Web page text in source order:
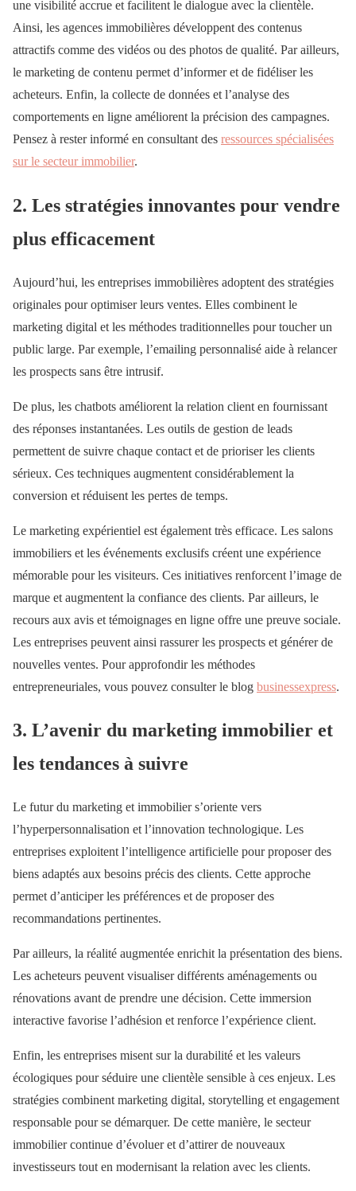
une visibilité accrue et facilitent le dialogue avec la clientèle.
Ainsi, les agences immobilières développent des contenus
attractifs comme des vidéos ou des photos de qualité. Par ailleurs,
le marketing de contenu permet d’informer et de fidéliser les
acheteurs. Enfin, la collecte de données et l’analyse des
comportements en ligne améliorent la précision des campagnes.
Pensez à rester informé en consultant des ressources spécialisées
sur le secteur immobilier.
2. Les stratégies innovantes pour vendre
plus efficacement
Aujourd’hui, les entreprises immobilières adoptent des stratégies
originales pour optimiser leurs ventes. Elles combinent le
marketing digital et les méthodes traditionnelles pour toucher un
public large. Par exemple, l’emailing personnalisé aide à relancer
les prospects sans être intrusif.
De plus, les chatbots améliorent la relation client en fournissant
des réponses instantanées. Les outils de gestion de leads
permettent de suivre chaque contact et de prioriser les clients
sérieux. Ces techniques augmentent considérablement la
conversion et réduisent les pertes de temps.
Le marketing expérientiel est également très efficace. Les salons
immobiliers et les événements exclusifs créent une expérience
mémorable pour les visiteurs. Ces initiatives renforcent l’image de
marque et augmentent la confiance des clients. Par ailleurs, le
recours aux avis et témoignages en ligne offre une preuve sociale.
Les entreprises peuvent ainsi rassurer les prospects et générer de
nouvelles ventes. Pour approfondir les méthodes
entrepreneuriales, vous pouvez consulter le blog businessexpress.
3. L’avenir du marketing immobilier et
les tendances à suivre
Le futur du marketing et immobilier s’oriente vers
l’hyperpersonnalisation et l’innovation technologique. Les
entreprises exploitent l’intelligence artificielle pour proposer des
biens adaptés aux besoins précis des clients. Cette approche
permet d’anticiper les préférences et de proposer des
recommandations pertinentes.
Par ailleurs, la réalité augmentée enrichit la présentation des biens.
Les acheteurs peuvent visualiser différents aménagements ou
rénovations avant de prendre une décision. Cette immersion
interactive favorise l’adhésion et renforce l’expérience client.
Enfin, les entreprises misent sur la durabilité et les valeurs
écologiques pour séduire une clientèle sensible à ces enjeux. Les
stratégies combinent marketing digital, storytelling et engagement
responsable pour se démarquer. De cette manière, le secteur
immobilier continue d’évoluer et d’attirer de nouveaux
investisseurs tout en modernisant la relation avec les clients.